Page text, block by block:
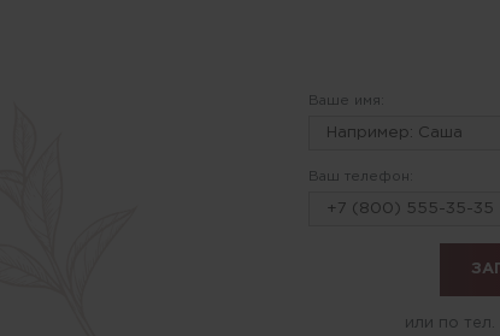
Ваше имя:
Ваш телефон:
или по тел.